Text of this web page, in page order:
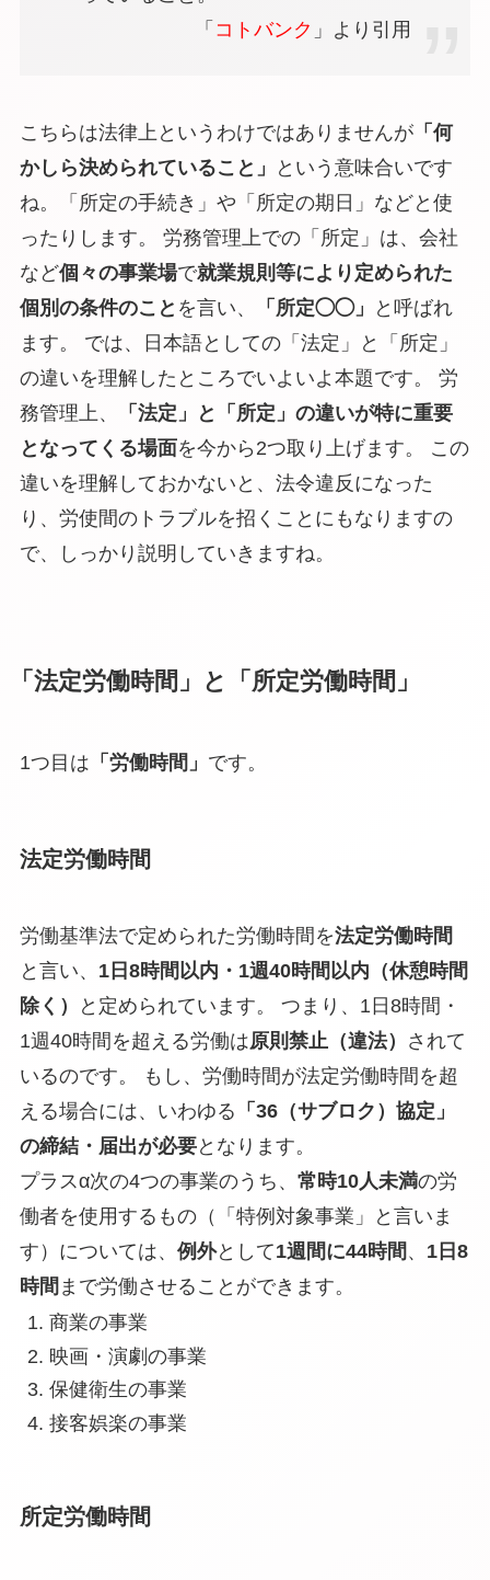
「 コトバンク 」より引用
こちらは法律上というわけではありませんが「何
かしら決められていること」
という意味合いです
ね。「 所定の手続き」や「 所定の期日」などと使
ったりします。 労務管理上での「所定」 は、会社
など個々の事業場で就業規則等により定められた
個別の条件のこと を言い、 「所定◯◯」
と呼ばれ
ます。 では、日本語としての「法定」と「所定」
の違いを理解したところでいよいよ本題です。 労
務管理上、
「法定」と「所定」の違いが特に重要
となってくる場面を今から2つ取り上げます。 この
違いを理解しておかないと、 法令違反 になった
り、 労使間のトラブルを招く ことにもなりますの
で、しっかり説明していきますね。
「法定労働時間」と「所定労働時間」
1つ目は 「労働時間」 です。
法定労働時間
労働基準法で定められた労働時間を法定労働時間
と言い、 1日8時間以内・1週40時間以内 （休憩時間
除く）
と定められています。 つまり、1日8時間・
1週40時間を超える労働は原則禁止（違法）
されて
いるのです。 もし、労働時間が法定労働時間を超
える場合には、いわゆる 「36（サブロク）協定」
の締結・届出が必要となります。
プラスα次の4つの事業のうち、 常時10人未満の労
働者を使用するもの（「特例対象事業」と言いま
す）については、 例外として1週間に44時間 、 1日8
時間 まで労働させることができます。
商業の事業
映画・演劇の事業
保健衛生の事業
接客娯楽の事業
所定労働時間